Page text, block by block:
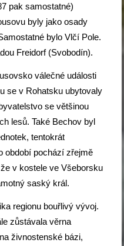
pak samostatné)
byly jako osady
bylo Vlčí Pole.
Freidorf (Svobodín).
válečné události
se v Rohatsku ubytovaly
se většinou
lesů. Také Bechov byl
tentokrát
období pochází zřejmě
v kostele ve Všeborsku
saský král.
regionu bouřlivý vývoj.
zůstávala věrna
živnostenské bázi,